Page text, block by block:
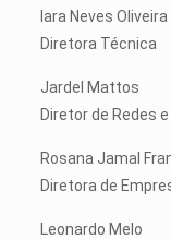
Iara Neves Oliveira
Diretora Técnica
Jardel Mattos
Diretor de Redes
Rosana Jamal
Diretora de
Leonardo Melo